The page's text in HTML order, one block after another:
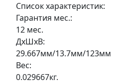
Список характеристик:
Гарантия мес.:
12 мес.
ДxШxВ:
29.667мм/13.7мм/123мм
Вес:
0.029667кг.